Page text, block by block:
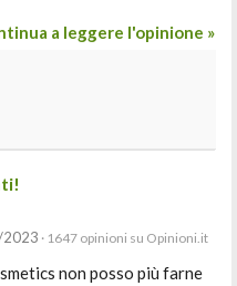
a leggere l'opinione »
· 1647 opinioni su Opinioni.it
non posso più farne